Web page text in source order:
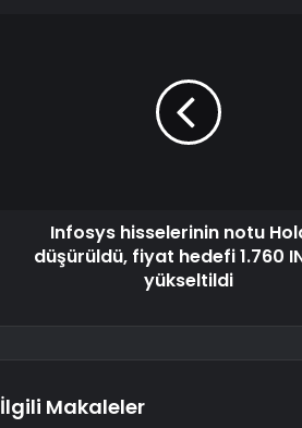
Infosys hisselerinin notu
düşürüldü, fiyat hedefi 1.760
yükseltildi
İlgili Makaleler